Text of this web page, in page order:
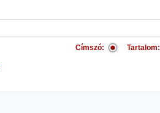
Címszó: Tartalom: